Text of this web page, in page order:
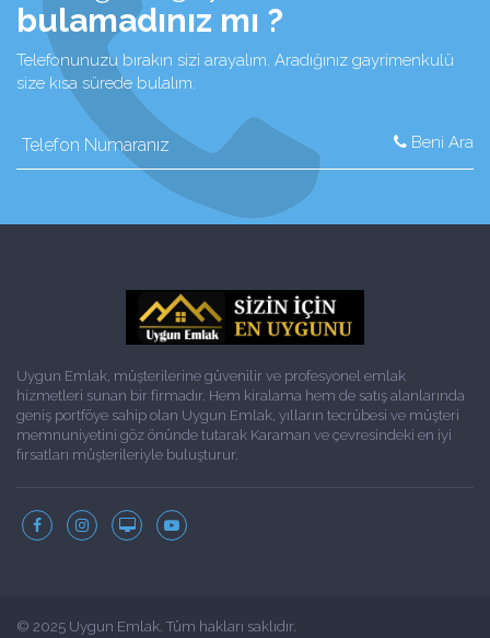
bulamadınız mı ?
Telefonunuzu bırakın sizi arayalım. Aradığınız gayrimenkulü
size kısa sürede bulalım.
Beni Ara
Uygun Emlak, müşterilerine güvenilir ve profesyonel emlak
hizmetleri sunan bir firmadır. Hem kiralama hem de satış alanlarında
geniş portföye sahip olan Uygun Emlak, yılların tecrübesi ve müşteri
memnuniyetini göz önünde tutarak Karaman ve çevresindeki en iyi
fırsatları müşterileriyle buluşturur.
© 2025 Uygun Emlak. Tüm hakları saklıdır.